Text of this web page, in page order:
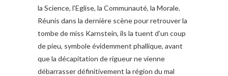
la Science, l’Eglise, la Communauté, la Morale.
Réunis dans la dernière scène pour retrouver la
tombe de miss Karnstein, ils la tuent d’un coup
de pieu, symbole évidemment phallique, avant
que la décapitation de rigueur ne vienne
débarrasser définitivement la région du mal